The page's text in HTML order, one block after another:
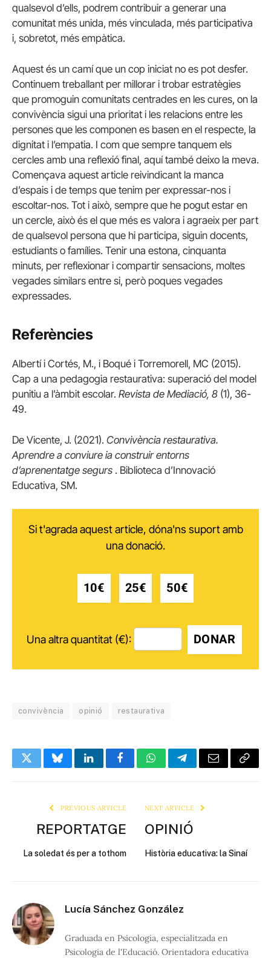
qualsevol d’ells, podrem contribuir a generar una
comunitat més unida, més vinculada, més participativa
i, sobretot, més empàtica.
Aquest és un camí que un cop iniciat no es pot desfer.
Continuem treballant per millorar i trobar estratègies
que promoguin comunitats centrades en les cures, on la
convivència sigui una prioritat i les relacions entre les
persones que les componen es basen en el respecte, la
dignitat i l’empatia. I com que sempre tanquem els
cercles amb una reflexió final, aquí també deixo la meva.
Començava aquest article reivindicant la manca
d’espais i de temps que tenim per expressar-nos i
escoltar-nos. Tot i això, sempre que he pogut estar en
un cercle, això és el que més es valora i agraeix per part
de qualsevol persona que hi participa, siguin docents,
estudiants o famílies. Tenir una estona, cinquanta
minuts, per reflexionar i compartir sensacions, moltes
vegades similars entre si, però poques vegades
expressades.
Referències
Albertí i Cortés, M., i Boqué i Torremorell, MC (2015).
Cap a una pedagogia restaurativa: superació del model
punitiu a l’àmbit escolar. Revista de Mediació, 8 (1), 36-
49.
De Vicente, J. (2021). Convivència restaurativa.
Aprendre a conviure ia construir entorns
d’aprenentatge segurs . Biblioteca d’Innovació
Educativa, SM.
Si t'agrada aquest article, dóna'ns suport amb
una donació.
10€ 25€ 50€
Una altra quantitat (€): DONAR
convivència opinió restaurativa
TwitterBlueskyLinkedInFacebookWhatsAppTelegramEmail Copy
PREVIOUS ARTICLE
REPORTATGE
La soledat és per a tothom
NEXT ARTICLE
OPINIÓ
Història educativa: la Sinaí
Lucía Sánchez González
Graduada en Psicologia, especialitzada en
Psicologia de l'Educació. Orientadora educativa